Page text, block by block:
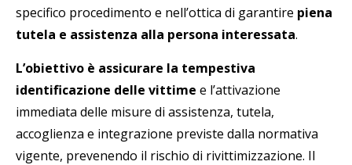
specifico procedimento e nell’ottica di garantire piena
tutela e assistenza alla persona interessata.
L’obiettivo è assicurare la tempestiva
identificazione delle vittime e l’attivazione
immediata delle misure di assistenza, tutela,
accoglienza e integrazione previste dalla normativa
vigente, prevenendo il rischio di rivittimizzazione. Il